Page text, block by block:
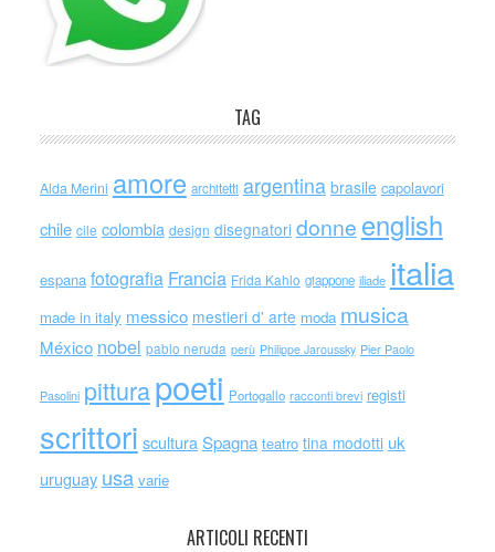
TAG
Alda Merini amore architetti argentina brasile capolavori
chile cile colombia design disegnatori donne english
espana fotografia Francia Frida Kahlo giappone iliade italia
made in italy messico mestieri d' arte moda musica
México nobel pablo neruda perù Philippe Jaroussky Pier Paolo
Pasolini pitturapoeti Portogallo racconti brevi registi
scrittori scultura Spagna teatro tina modotti uk
uruguay usa varie
ARTICOLI RECENTI